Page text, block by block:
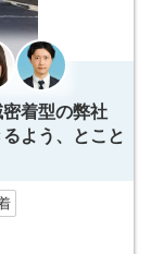
着型の弊社
よう、とこと